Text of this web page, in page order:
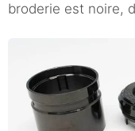
broderie est noire,